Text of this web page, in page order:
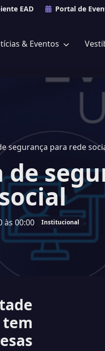
EAD Portal de
& Eventos
segurança para rede
às 00:00 Institucional